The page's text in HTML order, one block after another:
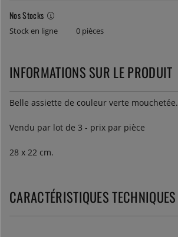
Nos Stocks
Stock en ligne 0 pièces
INFORMATIONS SUR LE PRODUIT
Belle assiette de couleur verte mouchetée.
Vendu par lot de 3 - prix par pièce
28 x 22 cm.
CARACTÉRISTIQUES TECHNIQUES